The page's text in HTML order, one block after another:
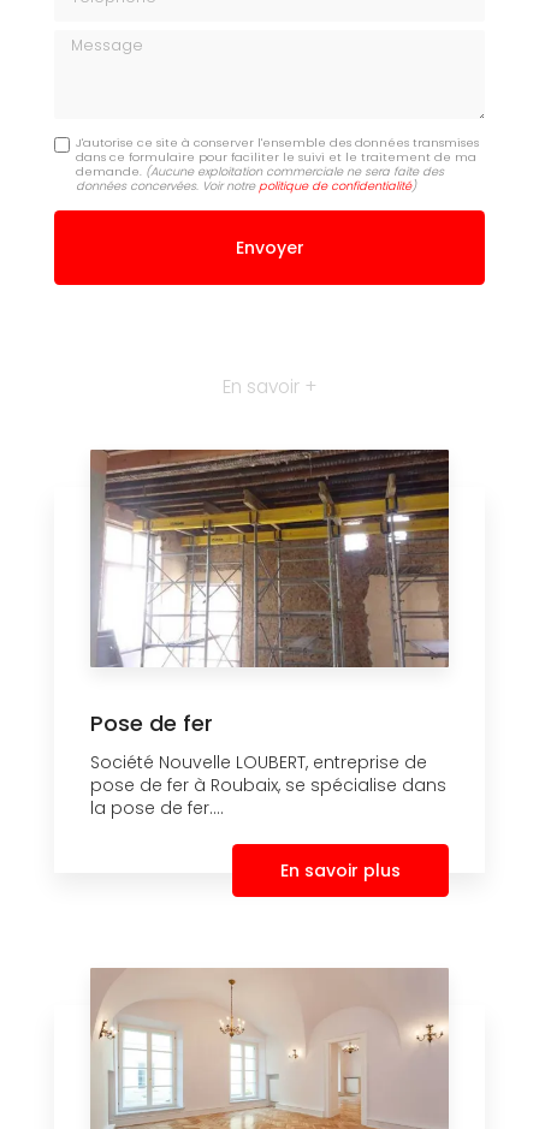
Message
J'autorise ce site à conserver l'ensemble des données transmises
dans ce formulaire pour faciliter le suivi et le traitement de ma
demande. (Aucune exploitation commerciale ne sera faite des
données concervées. Voir notrepolitique de confidentialité)
En savoir +
Pose de fer
Société Nouvelle LOUBERT, entreprise de
pose de fer à Roubaix, se spécialise dans
la pose de fer....
En savoir plus